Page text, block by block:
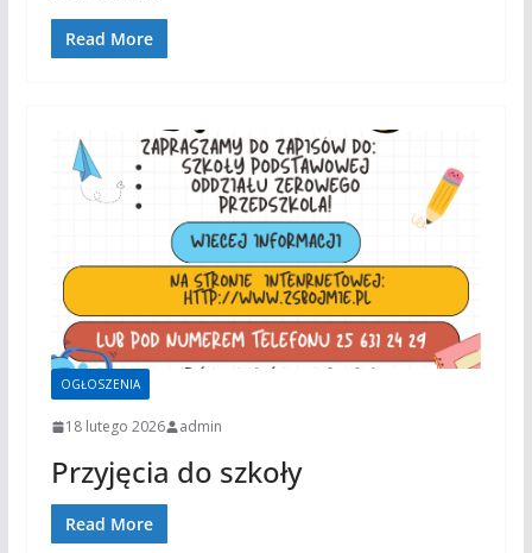
Read More
OGŁOSZENIA
18 lutego 2026 admin
Przyjęcia do szkoły
Read More